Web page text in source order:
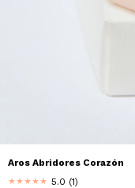
Aros Abridores Corazón
★★★★★ 5.0 (1)